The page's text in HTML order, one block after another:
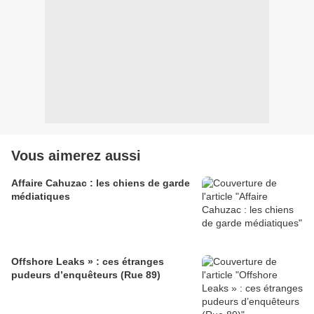
Vous aimerez aussi
Affaire Cahuzac : les chiens de garde
médiatiques
Offshore Leaks » : ces étranges
pudeurs d’enquêteurs (Rue 89)